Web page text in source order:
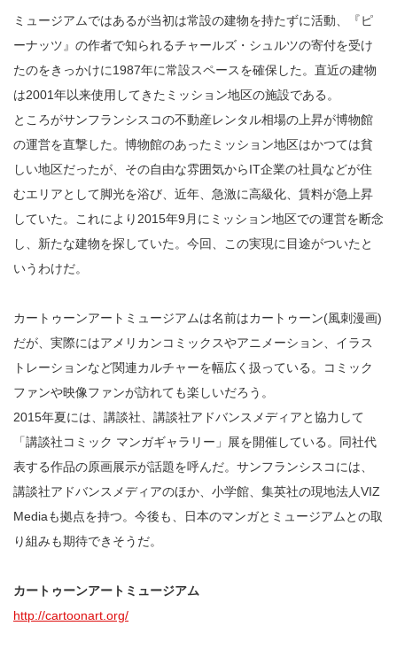
ミュージアムではあるが当初は常設の建物を持たずに活動、『ピ
ーナッツ』の作者で知られるチャールズ・シュルツの寄付を受け
たのをきっかけに1987年に常設スペースを確保した。直近の建物
は2001年以来使用してきたミッション地区の施設である。
ところがサンフランシスコの不動産レンタル相場の上昇が博物館
の運営を直撃した。博物館のあったミッション地区はかつては貧
しい地区だったが、その自由な雰囲気からIT企業の社員などが住
むエリアとして脚光を浴び、近年、急激に高級化、賃料が急上昇
していた。これにより2015年9月にミッション地区での運営を断念
し、新たな建物を探していた。今回、この実現に目途がついたと
いうわけだ。
カートゥーンアートミュージアムは名前はカートゥーン(風刺漫画)
だが、実際にはアメリカンコミックスやアニメーション、イラス
トレーションなど関連カルチャーを幅広く扱っている。コミック
ファンや映像ファンが訪れても楽しいだろう。
2015年夏には、講談社、講談社アドバンスメディアと協力して
「講談社コミック マンガギャラリー」展を開催している。同社代
表する作品の原画展示が話題を呼んだ。サンフランシスコには、
講談社アドバンスメディアのほか、小学館、集英社の現地法人VIZ
Mediaも拠点を持つ。今後も、日本のマンガとミュージアムとの取
り組みも期待できそうだ。
カートゥーンアートミュージアム
http://cartoonart.org/